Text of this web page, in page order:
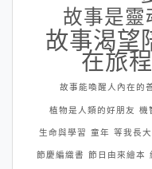
故事是靈
故事渴望
在旅
故事能喚醒人內在的
植物是人類的好朋友 機
生命與學習 童年 等我長
節慶編織書 節日由來繪本